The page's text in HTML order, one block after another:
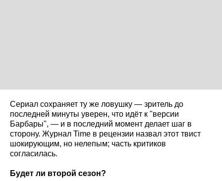
Сериал сохраняет ту же ловушку — зритель до
последней минуты уверен, что идёт к "версии
Барбары", — и в последний момент делает шаг в
сторону. Журнал Time в рецензии назвал этот твист
шокирующим, но нелепым; часть критиков
согласилась.
Будет ли второй сезон?